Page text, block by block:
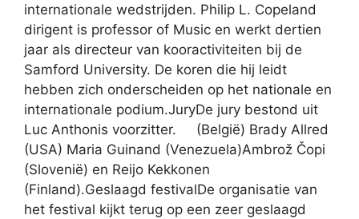
internationale wedstrijden. Philip L. Copeland
dirigent is professor of Music en werkt dertien
jaar als directeur van kooractiviteiten bij de
Samford University. De koren die hij leidt
hebben zich onderscheiden op het nationale en
internationale podium.JuryDe jury bestond uit
Luc Anthonis voorzitter. (België) Brady Allred
(USA) Maria Guinand (Venezuela)Ambrož Čopi
(Slovenië) en Reijo Kekkonen
(Finland).Geslaagd festivalDe organisatie van
het festival kijkt terug op een zeer geslaagd